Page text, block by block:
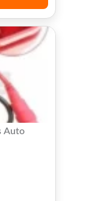
Auto